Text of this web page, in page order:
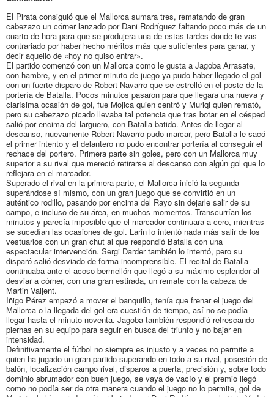
El Pirata consiguió que el Mallorca sumara tres, rematando de gran
cabezazo un córner lanzado por Dani Rodríguez faltando poco más de un
cuarto de hora para que se produjera una de estas tardes donde te vas
contrariado por haber hecho méritos más que suficientes para ganar, y
decir aquello de «hoy no quiso entrar».
El partido comenzó con un Mallorca como le gusta a Jagoba Arrasate,
con hambre, y en el primer minuto de juego ya pudo haber llegado el gol
con un fuerte disparo de Robert Navarro que se estrelló en el poste de la
portería de Batalla. Pocos minutos pasaron para que llegara una nueva y
clarísima ocasión de gol, fue Mojica quien centró y Muriqi quien remató,
pero su cabezazo picado llevaba tal potencia que tras botar en el césped
salió por encima del larguero, con Batalla batido. Antes de llegar al
descanso, nuevamente Robert Navarro pudo marcar, pero Batalla le sacó
el primer intento y el delantero no pudo encontrar portería al conseguir el
rechace del portero. Primera parte sin goles, pero con un Mallorca muy
superior a su rival que mereció retirarse al descanso con algún gol que lo
reflejara en el marcador.
Superado el rival en la primera parte, el Mallorca inició la segunda
superándose sí mismo, con un gran juego que se convirtió en un
auténtico rodillo, pasando por encima del Rayo sin dejarle salir de su
campo, e incluso de su área, en muchos momentos. Transcurrían los
minutos y parecía imposible que el marcador continuara a cero, mientras
se sucedían las ocasiones de gol. Larin lo intentó nada más salir de los
vestuarios con un gran chut al que respondió Batalla con una
espectacular intervención. Sergi Darder también lo intentó, pero su
disparó salió desviado de forma incomprensible. El recital de Batalla
continuaba ante el acoso bermellón que llegó a su máximo esplendor al
desviar a córner, con una gran estirada, un remate con la cabeza de
Martin Valjent.
Iñigo Pérez empezó a mover el banquillo, tenía que frenar el juego del
Mallorca o la llegada del gol era cuestión de tiempo, así no se podía
llegar hasta el minuto noventa. Jagoba también respondió refrescando
piernas en su equipo para seguir en busca del triunfo y no bajar en
intensidad.
Definitivamente el fútbol no siempre es injusto y a veces no permite a
quien ha jugado un gran partido superando en todo a su rival, posesión de
balón, localización campo rival, disparos a puerta, precisión y, sobre todo
dominio abrumador con buen juego, se vaya de vacío y el premio llegó
como no podía ser de otra manera cuando el juego no lo permite, gol de